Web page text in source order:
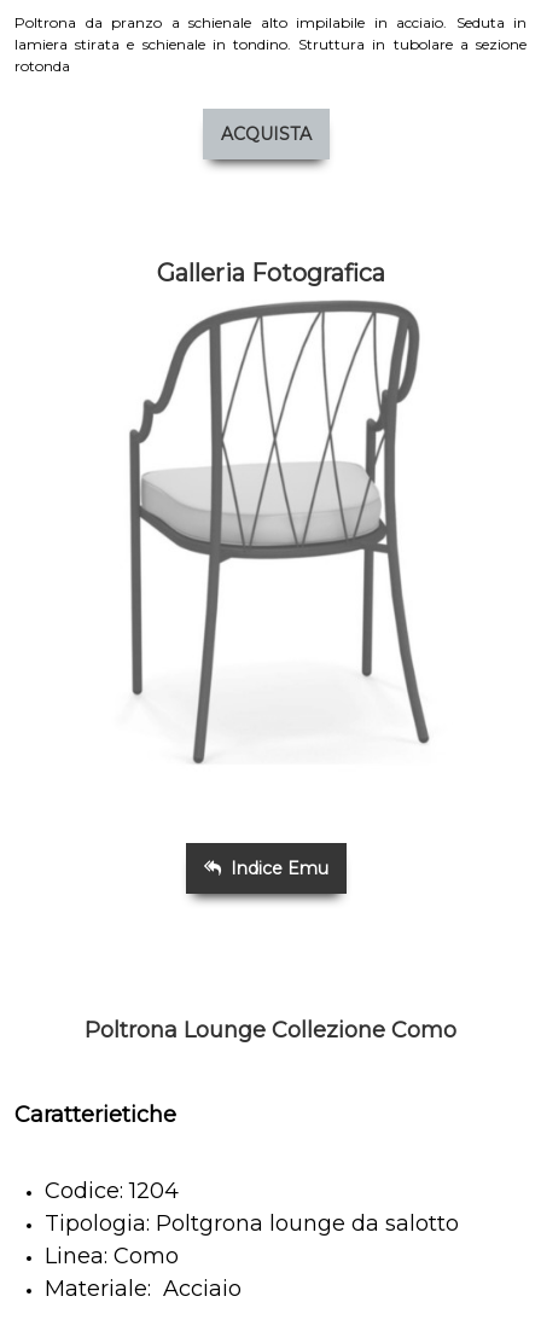
Poltrona da pranzo a schienale alto impilabile in acciaio. Seduta in
lamiera stirata e schienale in tondino. Struttura in tubolare a sezione
rotonda
ACQUISTA
Galleria Fotografica
Indice Emu
Poltrona Lounge Collezione Como
Caratterietiche
Codice: 1204
Tipologia: Poltgrona lounge da salotto
Linea: Como
Materiale: Acciaio